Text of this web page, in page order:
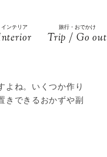
インテリア 旅行・おでかけ
Trip / Go out
よね。いくつか作り
きできるおかずや副